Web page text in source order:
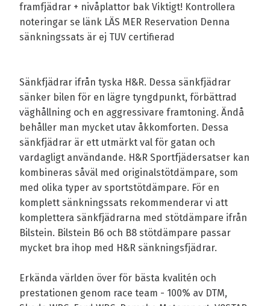
framfjädrar + nivåplattor bak Viktigt! Kontrollera
noteringar se länk LÄS MER Reservation Denna
sänkningssats är ej TUV certifierad
Sänkfjädrar ifrån tyska H&R. Dessa sänkfjädrar
sänker bilen för en lägre tyngdpunkt, förbättrad
väghållning och en aggressivare framtoning. Ändå
behåller man mycket utav åkkomforten. Dessa
sänkfjädrar är ett utmärkt val för gatan och
vardagligt användande. H&R Sportfjädersatser kan
kombineras såväl med originalstötdämpare, som
med olika typer av sportstötdämpare. För en
komplett sänkningssats rekommenderar vi att
komplettera sänkfjädrarna med stötdämpare ifrån
Bilstein. Bilstein B6 och B8 stötdämpare passar
mycket bra ihop med H&R sänkningsfjädrar.
Erkända världen över för bästa kvalitén och
prestationen genom race team - 100% av DTM,